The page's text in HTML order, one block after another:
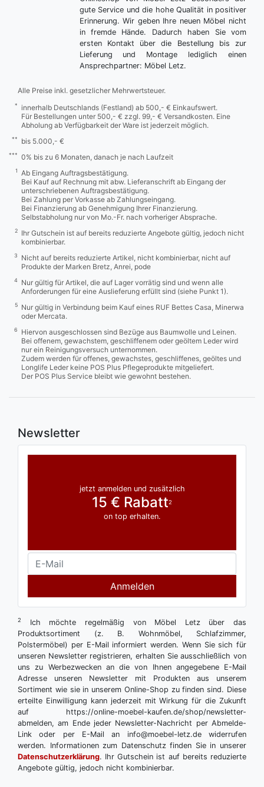
gute Service und die hohe Qualität in positiver
Erinnerung. Wir geben Ihre neuen Möbel nicht
in fremde Hände. Dadurch haben Sie vom
ersten Kontakt über die Bestellung bis zur
Lieferung und Montage lediglich einen
Ansprechpartner: Möbel Letz.
Alle Preise inkl. gesetzlicher Mehrwertsteuer.
*
innerhalb Deutschlands (Festland) ab 500,- € Einkaufswert.
Für Bestellungen unter 500,- € zzgl. 99,- € Versandkosten. Eine
Abholung ab Verfügbarkeit der Ware ist jederzeit möglich.
** bis 5.000,- €
*** 0% bis zu 6 Monaten, danach je nach Laufzeit
1
Ab Eingang Auftragsbestätigung.
Bei Kauf auf Rechnung mit abw. Lieferanschrift ab Eingang der
unterschriebenen Auftragsbestätigung.
Bei Zahlung per Vorkasse ab Zahlungseingang.
Bei Finanzierung ab Genehmigung Ihrer Finanzierung.
Selbstabholung nur von Mo.-Fr. nach vorheriger Absprache.
2
Ihr Gutschein ist auf bereits reduzierte Angebote gültig, jedoch nicht
kombinierbar.
3
Nicht auf bereits reduzierte Artikel, nicht kombinierbar, nicht auf
Produkte der Marken Bretz, Anrei, pode
4
Nur gültig für Artikel, die auf Lager vorrätig sind und wenn alle
Anforderungen für eine Auslieferung erfüllt sind (siehe Punkt 1).
5
Nur gültig in Verbindung beim Kauf eines RUF Bettes Casa, Minerwa
oder Mercata.
6
Hiervon ausgeschlossen sind Bezüge aus Baumwolle und Leinen.
Bei offenem, gewachstem, geschliffenem oder geöltem Leder wird
nur ein Reinigungsversuch unternommen.
Zudem werden für offenes, gewachstes, geschliffenes, geöltes und
Longlife Leder keine POS Plus Pflegeprodukte mitgeliefert.
Der POS Plus Service bleibt wie gewohnt bestehen.
Newsletter
jetzt anmelden und zusätzlich
15 € Rabatt2
on top erhalten.
Anmelden
2
Ich möchte regelmäßig von Möbel Letz über das
Produktsortiment (z. B. Wohnmöbel, Schlafzimmer,
Polstermöbel) per E-Mail informiert werden. Wenn Sie sich für
unseren Newsletter registrieren, erhalten Sie ausschließlich von
uns zu Werbezwecken an die von Ihnen angegebene E-Mail
Adresse unseren Newsletter mit Produkten aus unserem
Sortiment wie sie in unserem Online-Shop zu finden sind. Diese
erteilte Einwilligung kann jederzeit mit Wirkung für die Zukunft
auf https://online-moebel-kaufen.de/shop/newsletter-
abmelden, am Ende jeder Newsletter-Nachricht per Abmelde-
Link oder per E-Mail an info@moebel-letz.de widerrufen
werden. Informationen zum Datenschutz finden Sie in unserer
Datenschutzerklärung. Ihr Gutschein ist auf bereits reduzierte
Angebote gültig, jedoch nicht kombinierbar.